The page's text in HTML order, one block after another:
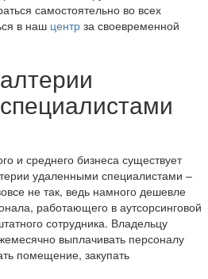
самостоятельно во всех
в наш центр за своевременной
и среднего бизнеса существует
удаленными специалистами –
не так, ведь намного дешевле
работающего в аутсорсинговой
сотрудника. Владельцу
выплачивать персоналу
помещение, закупать